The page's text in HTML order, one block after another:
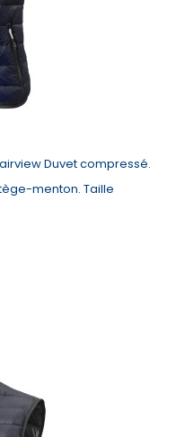
Duvet compressé.
menton. Taille